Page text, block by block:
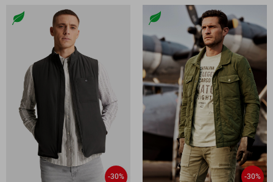
-30% -30%